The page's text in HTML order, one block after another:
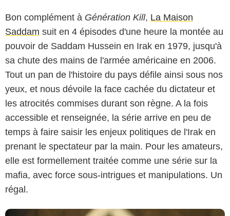
Bon complément à Génération Kill, La Maison
Saddam suit en 4 épisodes d'une heure la montée au
pouvoir de Saddam Hussein en Irak en 1979, jusqu'à
sa chute des mains de l'armée américaine en 2006.
Tout un pan de l'histoire du pays défile ainsi sous nos
yeux, et nous dévoile la face cachée du dictateur et
les atrocités commises durant son règne. A la fois
accessible et renseignée, la série arrive en peu de
temps à faire saisir les enjeux politiques de l'Irak en
prenant le spectateur par la main. Pour les amateurs,
elle est formellement traitée comme une série sur la
mafia, avec force sous-intrigues et manipulations. Un
régal.